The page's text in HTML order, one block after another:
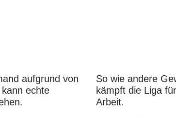
aufgrund von
echte
So wie andere
kämpft die Liga
Arbeit.